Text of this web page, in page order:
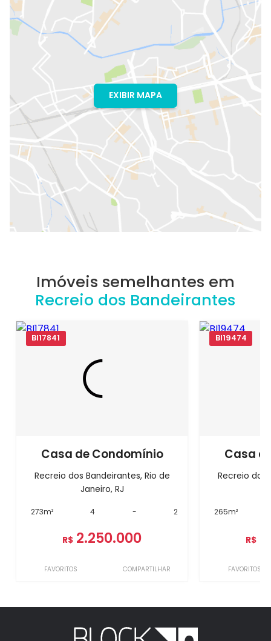
EXIBIR MAPA
Imóveis semelhantes em
Recreio dos Bandeirantes
BI17841
Casa de Condomínio
Recreio dos Bandeirantes, Rio de
Janeiro, RJ
273m² 4 - 2
R$ 2.250.000
FAVORITOS COMPARTILHAR
BI19474
Casa
Recreio dos
265m²
R$
FAVORITOS